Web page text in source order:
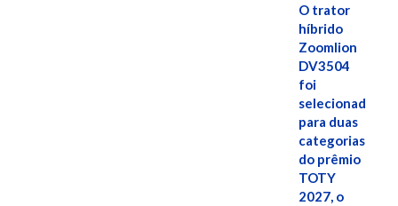
O trator
híbrido
Zoomlion
DV3504
foi
selecionado
para duas
categorias
do prêmio
TOTY
2027, o